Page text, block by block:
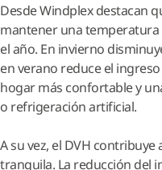
Desde Windplex destacan
mantener una
el año. En invierno
en verano reduce el
hogar más confortable y
o refrigeración artificial.
A su vez, el DVH
tranquila. La reducción del